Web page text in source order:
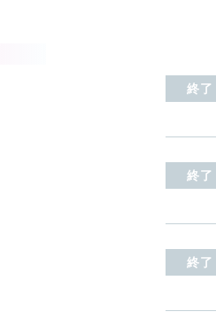
終了
終了
終了